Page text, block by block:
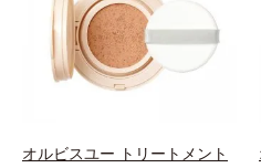
オルビスユー トリートメント